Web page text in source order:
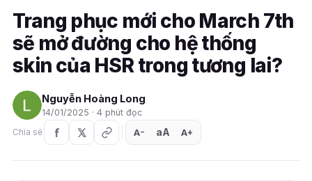
Trang phục mới cho March 7th
sẽ mở đường cho hệ thống
skin của HSR trong tương lai?
Nguyễn Hoàng Long
14/01/2025 · 4 phút đọc
Chia sẻ
A− aA A+